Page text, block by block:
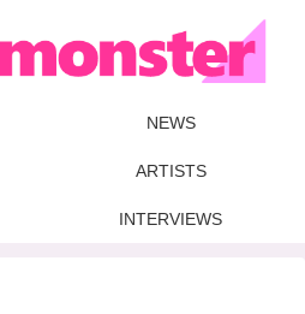
NEWS
ARTISTS
INTERVIEWS